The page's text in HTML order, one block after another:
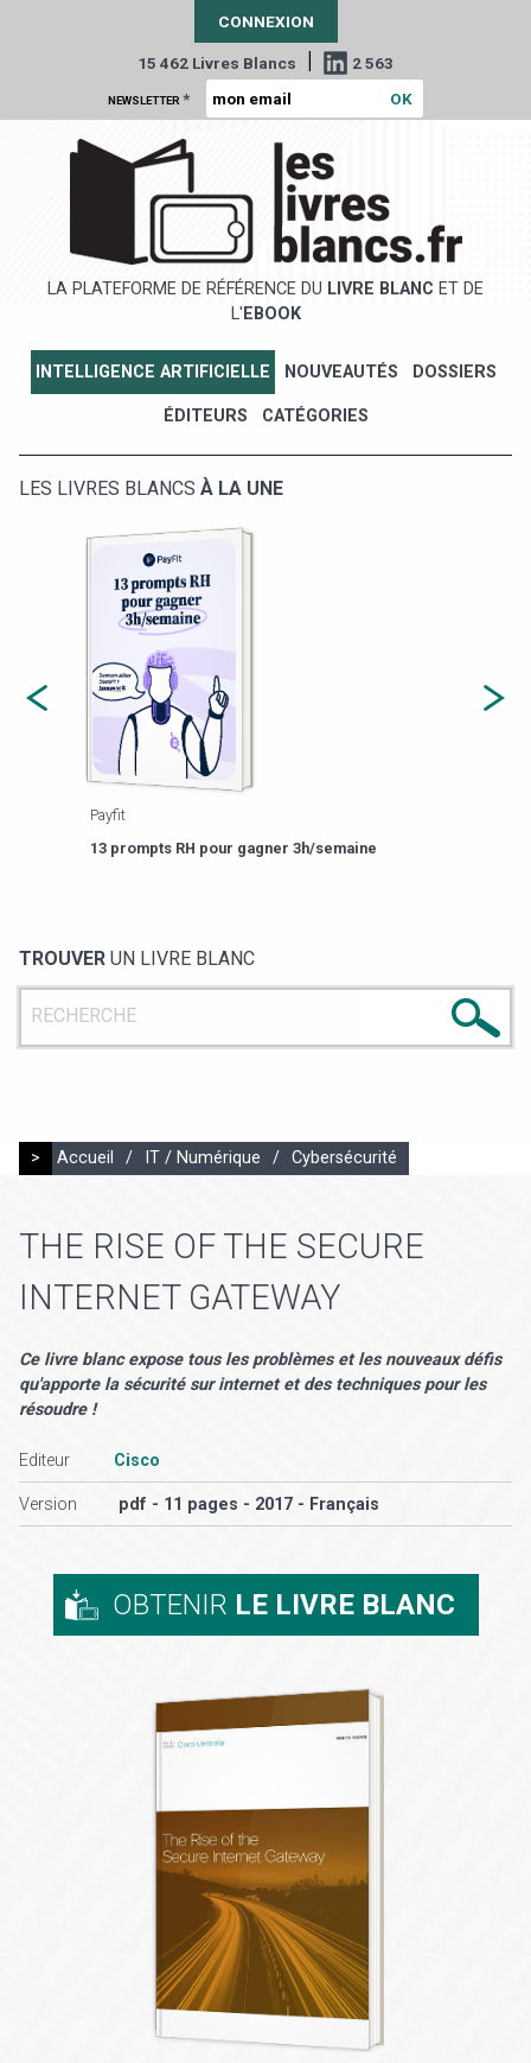
CONNEXION
15 462 Livres Blancs | 2 563
NEWSLETTER *
LA PLATEFORME DE RÉFÉRENCE DU LIVRE BLANC ET DE
L' EBOOK
INTELLIGENCE ARTIFICIELLE NOUVEAUTÉS DOSSIERS
ÉDITEURS CATÉGORIES
LES LIVRES BLANCS À LA UNE
Payfit
13 prompts RH pour gagner 3h/semaine
TROUVER UN LIVRE BLANC
> Accueil / IT / Numérique / Cybersécurité
THE RISE OF THE SECURE
INTERNET GATEWAY
Ce livre blanc expose tous les problèmes et les nouveaux défis
qu'apporte la sécurité sur internet et des techniques pour les
résoudre !
Editeur Cisco
Version pdf - 11 pages - 2017 - Français
OBTENIR LE LIVRE BLANC